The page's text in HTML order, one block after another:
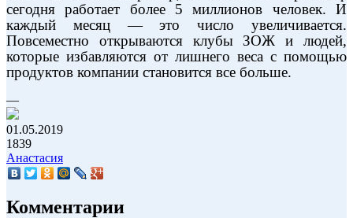
сегодня работает более 5 миллионов человек. И
каждый месяц — это число увеличивается.
Повсеместно открываются клубы ЗОЖ и людей,
которые избавляются от лишнего веса с помощью
продуктов компании становится все больше.
—
01.05.2019
1839
Анастасия
Комментарии